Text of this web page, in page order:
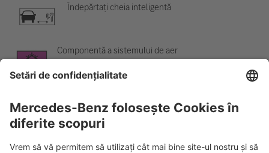
Îndepărtați cheia inteligentă
Componentă a sistemului de aer
condiționat